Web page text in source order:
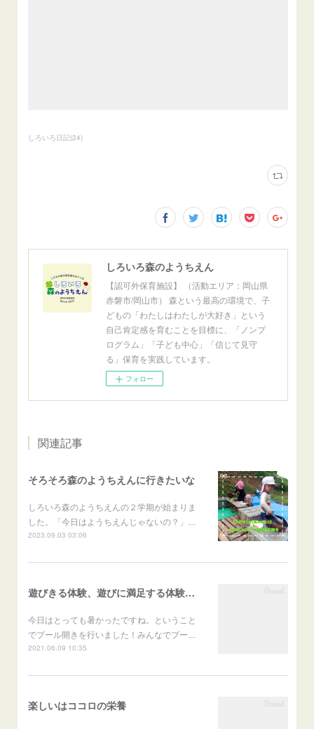
しろいろ日記(24)
しろいろ森のようちえん
【認可外保育施設】 （活動エリア：岡山県
赤磐市/岡山市） 森という最高の環境で、子
どもの「わたしはわたしが大好き」という
自己肯定感を育むことを目標に、「ノンプ
ログラム」「子ども中心」「信じて見守
る」保育を実践しています。
フォロー
関連記事
そろそろ森のようちえんに行きたいな
しろいろ森のようちえんの２学期が始まりま
した。「今日はようちえんじゃないの？」…
2023.09.03 03:06
遊びきる体験、遊びに満足する体験がたくさんある森のようちえん
今日はとっても暑かったですね。ということ
でプール開きを行いました！みんなでプー…
2021.06.09 10:35
楽しいはココロの栄養